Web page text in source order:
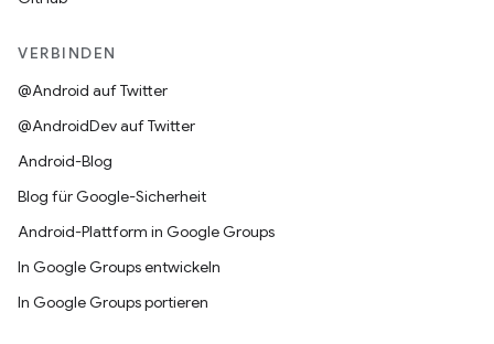
VERBINDEN
@Android auf Twitter
@AndroidDev auf Twitter
Android-Blog
Blog für Google-Sicherheit
Android-Plattform in Google Groups
In Google Groups entwickeln
In Google Groups portieren